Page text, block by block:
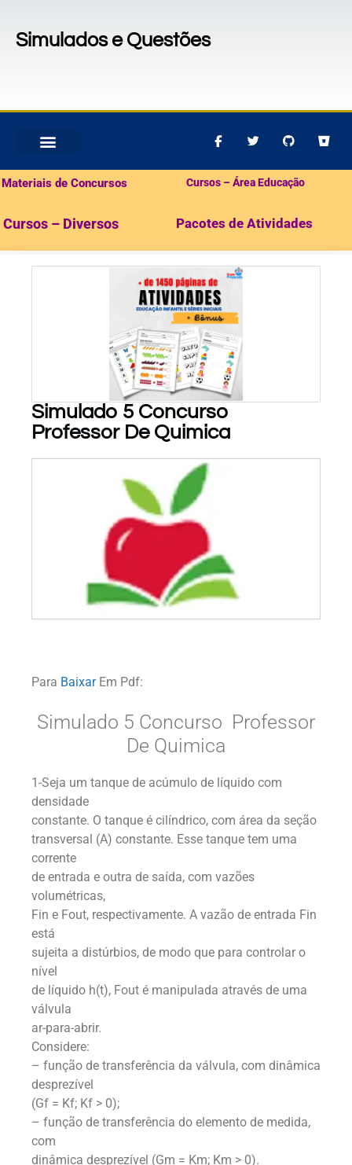
Simulados e Questões
Materiais de Concursos Cursos – Área Educação
Cursos – Diversos Pacotes de Atividades
PARA BAIXAR!
Simulado 5 Concurso
Professor De Quimica
Para BaixarEm Pdf:
Simulado 5 Concurso Professor
De Quimica
1-Seja um tanque de acúmulo de líquido com
densidade
constante. O tanque é cilíndrico, com área da seção
transversal (A) constante. Esse tanque tem uma
corrente
de entrada e outra de saída, com vazões
volumétricas,
Fin e Fout, respectivamente. A vazão de entrada Fin
está
sujeita a distúrbios, de modo que para controlar o
nível
de líquido h(t), Fout é manipulada através de uma
válvula
ar-para-abrir.
Considere:
– função de transferência da válvula, com dinâmica
desprezível
(Gf = Kf; Kf > 0);
– função de transferência do elemento de medida,
com
dinâmica desprezível (Gm = Km; Km > 0).